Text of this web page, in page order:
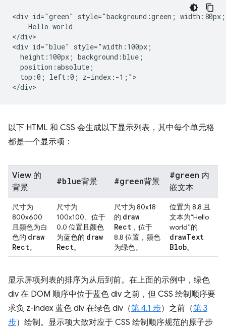
<div id="green" style="background:green;
    Hello world
</div>
<div id="blue" style="width:100px;
  height:100px; background:blue;
  position:absolute;
  top:0; left:0; z-index:-1;">
以下 HTML 和 CSS 会生成以下显示列表，其中每个单元格
都是一个显示项：
View 的
背景
#blue背景 #green背景
#green 内
嵌文本
尺寸为
800x600
且颜色为白
色的 draw
Rect。
尺寸为
100x100、位于
0,0 位置且颜色
为蓝色的 draw
Rect。
尺寸为 80x18
的 draw
Rect ，位于
8,8 位置，颜色
为绿色。
位置为 8,8 且
文本为“Hello
world”的
drawText
Blob。
显示屏项列表的排序为从后到前。在上面的示例中，绿色
div 在 DOM 顺序中位于蓝色 div 之前，但 CSS 绘制顺序要
求负 z-index 蓝色 div 在绿色 div（第 4.1 步）之前（第 3
步）绘制。显示项大致对应于 CSS 绘制顺序规范的原子步